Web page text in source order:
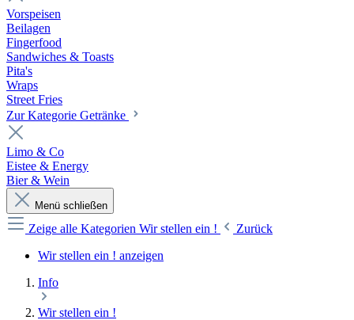
Vorspeisen
Beilagen
Fingerfood
Sandwiches & Toasts
Pita's
Wraps
Street Fries
Zur Kategorie Getränke
Limo & Co
Eistee & Energy
Bier & Wein
Menü schließen
Zeige alle Kategorien Wir stellen ein !
Zurück
Wir stellen ein ! anzeigen
Info
Wir stellen ein !